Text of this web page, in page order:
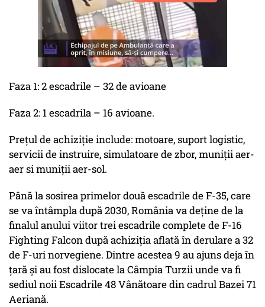
Faza 1: 2 escadrile – 32 de avioane
Faza 2: 1 escadrila – 16 avioane.
Prețul de achiziție include: motoare, suport logistic,
servicii de instruire, simulatoare de zbor, muniții aer-
aer si muniții aer-sol.
Până la sosirea primelor două escadrile de F-35, care
se va întâmpla după 2030, România va deține de la
finalul anului viitor trei escadrile complete de F-16
Fighting Falcon după achiziția aflată în derulare a 32
de F-uri norvegiene. Dintre acestea 9 au ajuns deja în
țară și au fost dislocate la Câmpia Turzii unde va fi
sediul noii Escadrile 48 Vânătoare din cadrul Bazei 71
Aeriană.